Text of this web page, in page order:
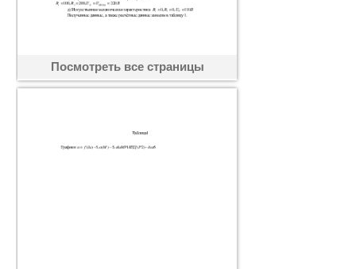
Посмотреть все страницы